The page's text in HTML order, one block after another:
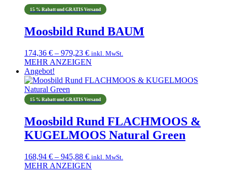
15 % Rabatt und GRATIS Versand
Moosbild Rund BAUM
174,36 € – 979,23 €Preisspanne:
174,36 €
979,23 €
inkl. MwSt.
MEHR ANZEIGEN
Dieses
Produkt
weist
mehrere
Varianten
auf.
Die
Optionen
können
auf
der
Produktseite
Angebot!
15 % Rabatt und GRATIS Versand
Moosbild Rund FLACHMOOS &
KUGELMOOS Natural Green
168,94 € – 945,88 €Preisspanne:
168,94 €
inkl. MwSt.
MEHR ANZEIGEN